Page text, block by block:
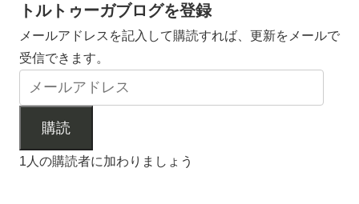
トルトゥーガブログを登録
メールアドレスを記入して購読すれば、更新をメールで
受信できます。
購読
1人の購読者に加わりましょう